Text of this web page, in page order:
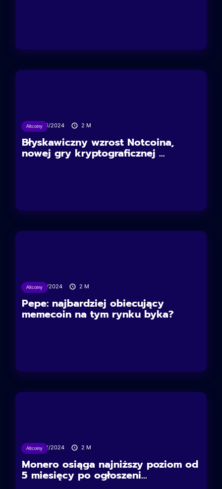
Altcoiny
07/06/2024 2 M
Błyskawiczny wzrost Notcoina,
nowej gry kryptograficznej ...
Altcoiny
17/05/2024 2 M
Pepe: najbardziej obiecujący
memecoin na tym rynku byka?
Altcoiny
07/02/2024 2 M
Monero osiąga najniższy poziom od
5 miesięcy po ogłoszeni...